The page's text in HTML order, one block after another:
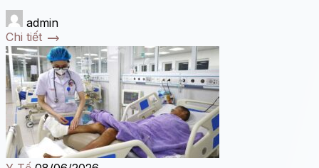
admin
Chi tiết trending_flat